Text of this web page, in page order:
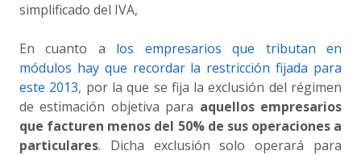
simplificado del IVA,
En cuanto a los empresarios que tributan en
módulos hay que recordar la restricción fijada para
este 2013, por la que se fija la exclusión del régimen
de estimación objetiva para aquellos empresarios
que facturen menos del 50% de sus operaciones a
particulares. Dicha exclusión solo operará para